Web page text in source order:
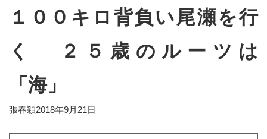
１００キロ背負い尾瀬を行
く ２５歳のルーツは
「海」
張春穎2018年9月21日